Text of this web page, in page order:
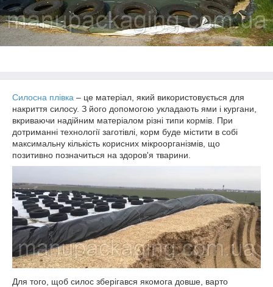
Силосна плівка – це матеріал, який використовується для
накриття силосу. З його допомогою укладають ями і кургани,
вкриваючи надійним матеріалом різні типи кормів. При
дотриманні технології заготівлі, корм буде містити в собі
максимальну кількість корисних мікроорганізмів, що
позитивно позначиться на здоров'я тварини.
Для того, щоб силос зберігався якомога довше, варто